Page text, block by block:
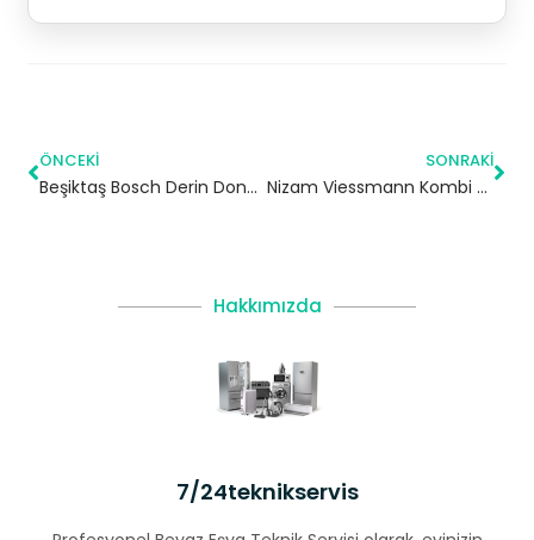
ÖNCEKI
Beşiktaş Bosch Derin Dondurucu Servisi
SONRAKI
Nizam Viessmann Kombi Servisi – Adalar Yetkili Servis
Hakkımızda
7/24teknikservis